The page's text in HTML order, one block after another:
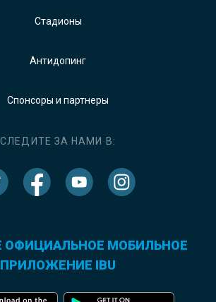
Стадионы
Антидопинг
Спонсоры и партнеры
СЛЕДИТЕ ЗА НАМИ В:
ОФИЦИАЛЬНОЕ МОБИЛЬНОЕ
ПРИЛОЖЕНИЕ IBU